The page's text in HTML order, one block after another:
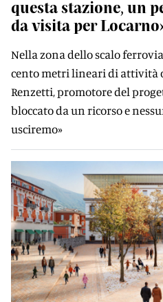
questa stazione, un
da visita per
Nella zona dello scalo
cento metri lineari di attività
Renzetti, promotore del
bloccato da un ricorso e
usciremo»